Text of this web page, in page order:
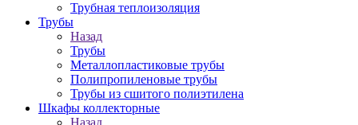
Трубная теплоизоляция
Трубы
Назад
Трубы
Металлопластиковые трубы
Полипропиленовые трубы
Трубы из сшитого полиэтилена
Шкафы коллекторные
Назад